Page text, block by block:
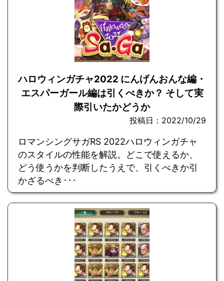
ハロウィンガチャ2022 にんげんおんな編・
エスパーガール編は引くべきか？ そして実
際引いたかどうか
投稿日：2022/10/29
ロマンシングサガRS 2022ハロウィンガチャ
のスタイルの性能を解説。どこで使えるか、
どう使うかを判断したうえで、引くべきか引
かざるべき･･･